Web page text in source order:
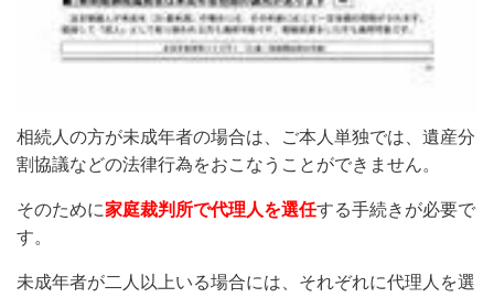
相続人の方が未成年者の場合は、ご本人単独では、遺産分
割協議などの法律行為をおこなうことができません。
そのために家庭裁判所で代理人を選任する手続きが必要で
す。
未成年者が二人以上いる場合には、それぞれに代理人を選